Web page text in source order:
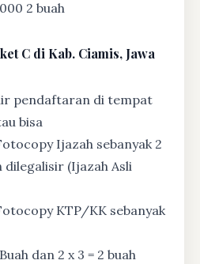
2 buah
C di Kab. Ciamis, Jawa
pendaftaran di tempat
bisa
Ijazah sebanyak 2
dilegalisir (Ijazah Asli
KTP/KK sebanyak
dan 2 x 3 = 2 buah